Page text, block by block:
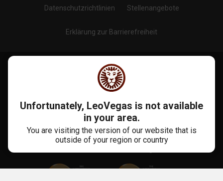
Datenschutzrichtlinien Stellenangebote
Erklärung zur Barrierefreiheit
Folge uns auf
Unfortunately, LeoVegas is not available
in your area.
You are visiting the version of our website that is
outside of your region or country